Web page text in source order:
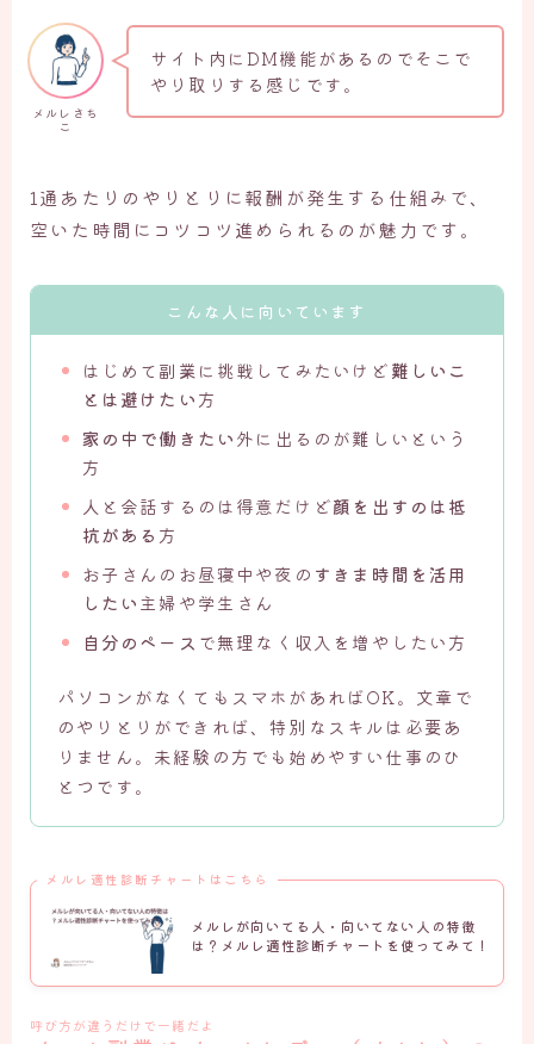
メルレさち
こ
サイト内にDM機能があるのでそこで
やり取りする感じです。
1通あたりのやりとりに報酬が発生する仕組みで、
空いた時間にコツコツ進められるのが魅力です。
こんな人に向いています
はじめて副業に挑戦してみたいけど難しいこ
とは避けたい方
家の中で働きたい外に出るのが難しいという
方
人と会話するのは得意だけど顔を出すのは抵
抗がある 方
お子さんのお昼寝中や夜の すきま時間を活用
したい主婦や学生さん
自分のペース で無理なく収入を増やしたい方
パソコンがなくてもスマホがあればOK。文章で
のやりとりができれば、特別なスキルは必要あ
りません。未経験の方でも始めやすい仕事のひ
とつです。
メルレ適性診断チャートはこちら
メルレが向いてる人・向いてない人の特徴
は？メルレ適性診断チャートを使ってみて！
呼び方が違うだけで一緒だよ